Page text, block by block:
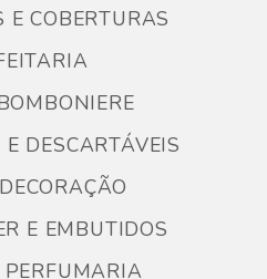
E COBERTURAS
DESCARTÁVEIS
E EMBUTIDOS